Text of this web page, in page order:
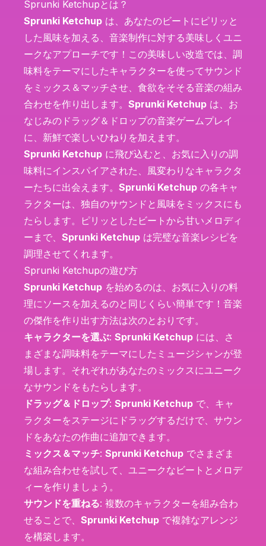
Sprunki Ketchupとは？
Sprunki Ketchup は、あなたのビートにピリッと
した風味を加える、音楽制作に対する美味しくユニ
ークなアプローチです！この美味しい改造では、調
味料をテーマにしたキャラクターを使ってサウンド
をミックス＆マッチさせ、食欲をそそる音楽の組み
合わせを作り出します。 Sprunki Ketchup は、お
なじみのドラッグ＆ドロップの音楽ゲームプレイ
に、新鮮で楽しいひねりを加えます。
Sprunki Ketchup に飛び込むと、お気に入りの調
味料にインスパイアされた、風変わりなキャラクタ
ーたちに出会えます。 Sprunki Ketchup の各キャ
ラクターは、独自のサウンドと風味をミックスにも
たらします。ピリッとしたビートから甘いメロディ
ーまで、 Sprunki Ketchup は完璧な音楽レシピを
調理させてくれます。
Sprunki Ketchupの遊び方
Sprunki Ketchup を始めるのは、お気に入りの料
理にソースを加えるのと同じくらい簡単です！音楽
の傑作を作り出す方法は次のとおりです。
キャラクターを選ぶ: Sprunki Ketchup には、さ
まざまな調味料をテーマにしたミュージシャンが登
場します。それぞれがあなたのミックスにユニーク
なサウンドをもたらします。
ドラッグ＆ドロップ: Sprunki Ketchup で、キャ
ラクターをステージにドラッグするだけで、サウン
ドをあなたの作曲に追加できます。
ミックス＆マッチ: Sprunki Ketchup でさまざま
な組み合わせを試して、ユニークなビートとメロデ
ィーを作りましょう。
サウンドを重ねる: 複数のキャラクターを組み合わ
せることで、 Sprunki Ketchup で複雑なアレンジ
を構築します。